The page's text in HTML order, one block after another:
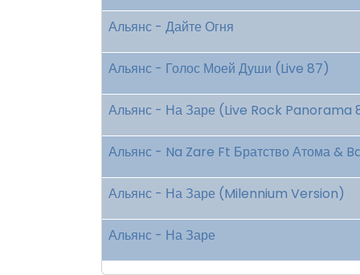
Альянс - Дайте Огня
Альянс - Голос Моей Души (Live 87)
Альянс - На Заре (Live Rock Panorama
Альянс - Na Zare Ft Братство Атома &
Альянс - На Заре (Milennium Version)
Альянс - На Заре